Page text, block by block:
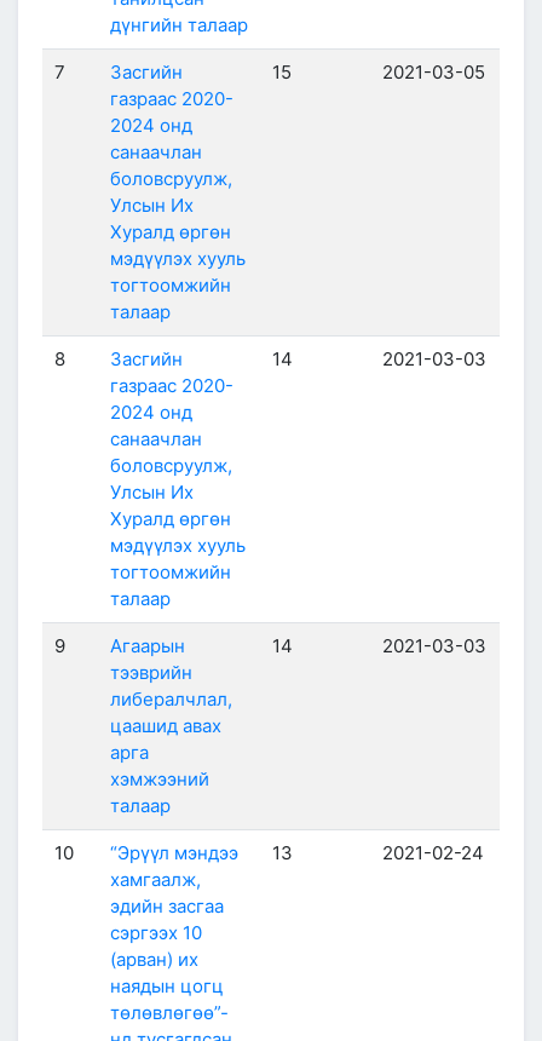
дүнгийн талаар
7
Засгийн
газраас 2020-
2024 онд
санаачлан
боловсруулж,
Улсын Их
Хуралд өргөн
мэдүүлэх хууль
тогтоомжийн
талаар
15 2021-03-05
8
Засгийн
газраас 2020-
2024 онд
санаачлан
боловсруулж,
Улсын Их
Хуралд өргөн
мэдүүлэх хууль
тогтоомжийн
талаар
14 2021-03-03
9
Агаарын
тээврийн
либералчлал,
цаашид авах
арга
хэмжээний
талаар
14 2021-03-03
10
“Эрүүл мэндээ
хамгаалж,
эдийн засгаа
сэргээх 10
(арван) их
наядын цогц
төлөвлөгөө”-
13 2021-02-24